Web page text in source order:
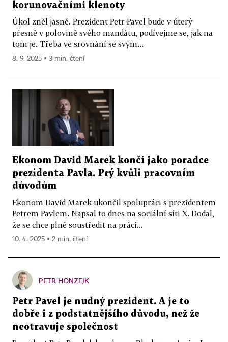
korunovačními klenoty
Úkol zněl jasně. Prezident Petr Pavel bude v úterý
přesně v polovině svého mandátu, podívejme se, jak na
tom je. Třeba ve srovnání se svým...
8. 9. 2025 ▪ 3 min. čtení
Ekonom David Marek končí jako poradce
prezidenta Pavla. Prý kvůli pracovním
důvodům
Ekonom David Marek ukončil spolupráci s prezidentem
Petrem Pavlem. Napsal to dnes na sociální síti X. Dodal,
že se chce plně soustředit na práci...
10. 4. 2025 ▪ 2 min. čtení
PETR HONZEJK
Petr Pavel je nudný prezident. A je to
dobře i z podstatnějšího důvodu, než že
neotravuje společnost